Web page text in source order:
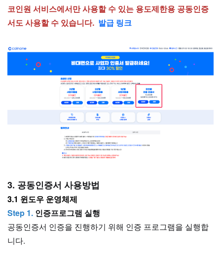
코인원 서비스에서만 사용할 수 있는 용도제한용 공동인증
서도 사용할 수 있습니다. 발급 링크
3. 공동인증서 사용방법
3.1 윈도우 운영체제
Step 1. 인증프로그램 실행
공동인증서 인증을 진행하기 위해 인증 프로그램을 실행합
니다.